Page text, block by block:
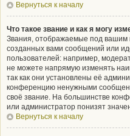
Вернуться к началу
Что такое звание и как я могу
Звания, отображаемые под вашим
созданных вами сообщений или
пользователей: например,
не можете напрямую изменять
так как они установлены её
конференцию ненужными
своё звание. На большинстве
или администратор понизят
Вернуться к началу